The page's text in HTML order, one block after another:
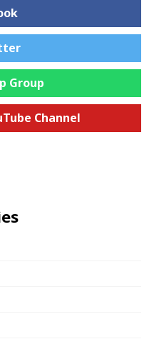
Group
Channel